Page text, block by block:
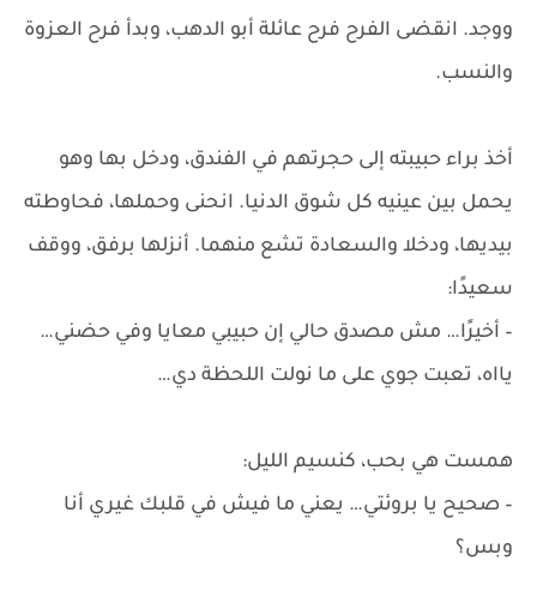
ووجد. انقضى الفرح فرح عائلة أبو الدهب، وبدأ فرح العزوة
والنسب.
أخذ براء حبيبته إلى حجرتهم في الفندق، ودخل بها وهو
يحمل بين عينيه كل شوق الدنيا. انحنى وحملها، فحاوطته
بيديها، ودخلا والسعادة تشع منهما. أنزلها برفق، ووقف
سعيدًا:
– أخيرًا… مش مصدق حالي إن حبيبي معايا وفي حضني…
يااه، تعبت جوي على ما نولت اللحظة دي…
همست هي بحب، كنسيم الليل:
– صحيح يا بروئتي… يعني ما فيش في قلبك غيري أنا
وبس؟